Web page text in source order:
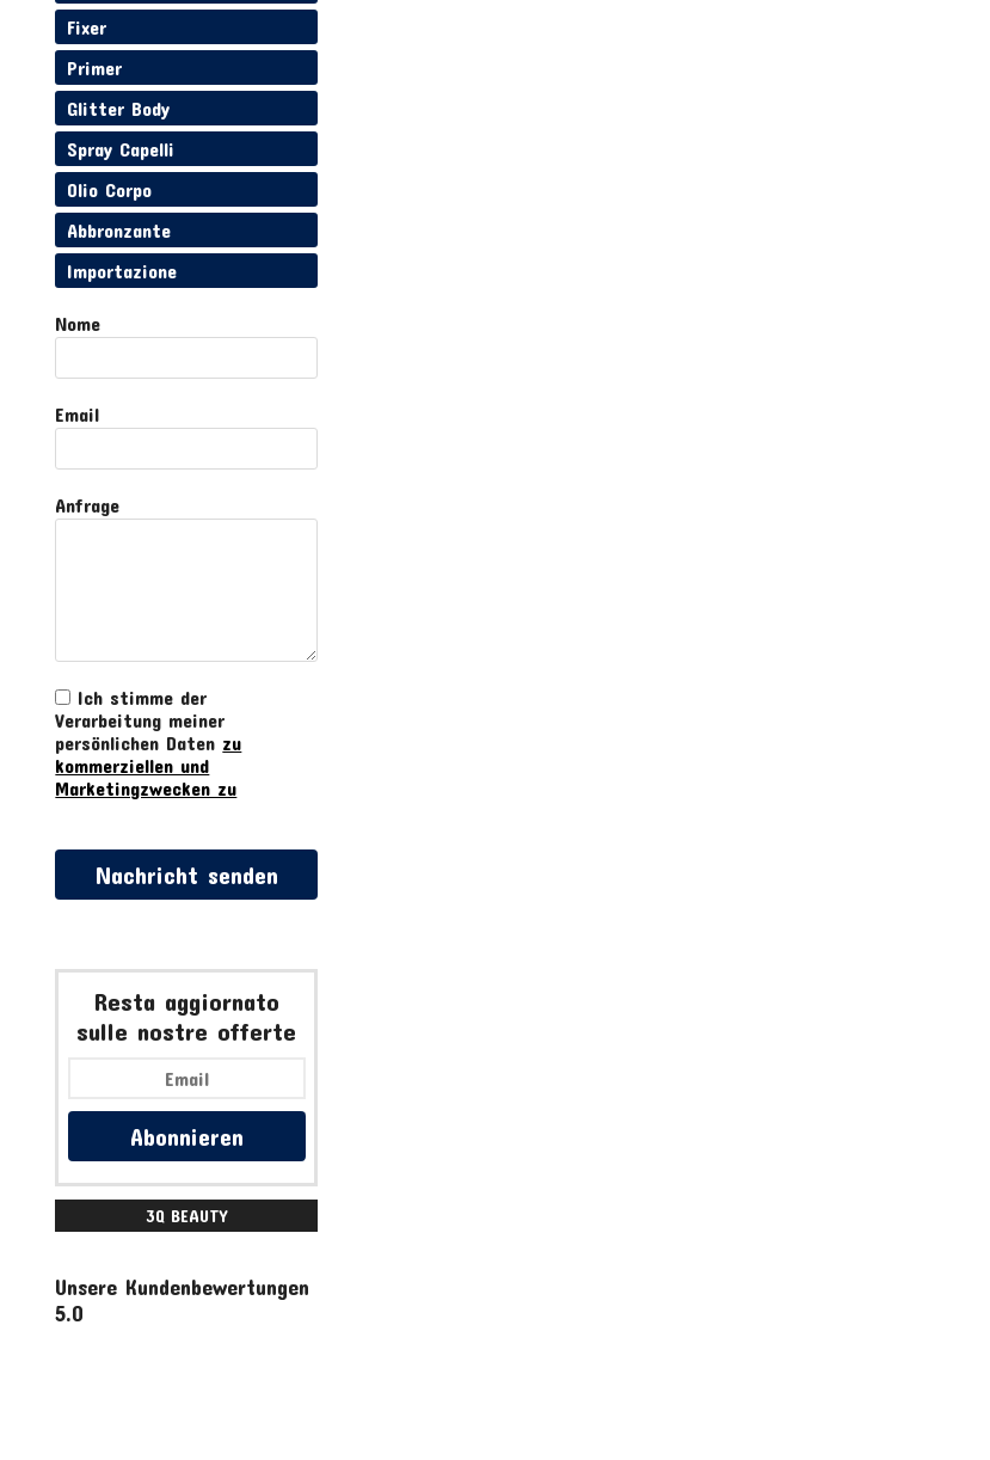
Fixer
Primer
Glitter Body
Spray Capelli
Olio Corpo
Abbronzante
Importazione
Nome
Email
Anfrage
Ich stimme der
Verarbeitung meiner
persönlichen Daten zu
kommerziellen und
Marketingzwecken zu
Nachricht senden
Resta aggiornato
sulle nostre offerte
Abonnieren
3Q BEAUTY
Unsere Kundenbewertungen
5.0